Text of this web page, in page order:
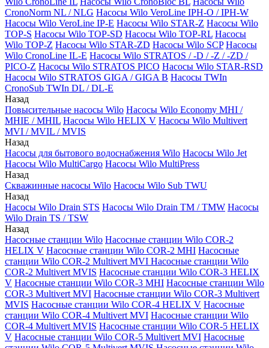
CronoNorm NL / NLG Насосы Wilo VeroLine IPH-O / IPH-W
Насосы Wilo VeroLine IP-E Насосы Wilo STAR-Z Насосы Wilo
TOP-S Насосы Wilo TOP-SD Насосы Wilo TOP-RL Насосы
Wilo TOP-Z Насосы Wilo STAR-ZD Насосы Wilo SCP Насосы
Wilo CronoLine IL-E Насосы Wilo STRATOS / -D / -Z / -ZD /
PICO-Z Насосы Wilo STRATOS PICO Насосы Wilo STAR-RSD
Насосы Wilo STRATOS GIGA / GIGA B Насосы TWIn
CronoSub TWIn DL / DL-E
Назад
Повысительные насосы Wilo Насосы Wilo Economy MHI /
MHIE / MHIL Насосы Wilo HELIX V Насосы Wilo Multivert
MVI / MVIL / MVIS
Назад
Насосы для бытового водоснабжения Wilo Насосы Wilo Jet
Насосы Wilo MultiCargo Насосы Wilo MultiPress
Назад
Скважинные насосы Wilo Насосы Wilo Sub TWU
Назад
Насосы Wilo Drain STS Насосы Wilo Drain TM / TMW Насосы
Wilo Drain TS / TSW
Назад
Насосные станции Wilo Насосные станции Wilo COR-2
HELIX V Насосные станции Wilo COR-2 MHI Насосные
станции Wilo COR-2 Multivert MVI Насосные станции Wilo
COR-2 Multivert MVIS Насосные станции Wilo COR-3 HELIX
V Насосные станции Wilo COR-3 MHI Насосные станции Wilo
COR-3 Multivert MVI Насосные станции Wilo COR-3 Multivert
MVIS Насосные станции Wilo COR-4 HELIX V Насосные
станции Wilo COR-4 Multivert MVI Насосные станции Wilo
COR-4 Multivert MVIS Насосные станции Wilo COR-5 HELIX
V Насосные станции Wilo COR-5 Multivert MVI Насосные